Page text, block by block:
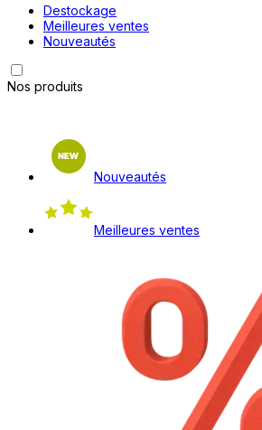
Destockage
Meilleures ventes
Nouveautés
Nos produits
Nouveautés
Meilleures ventes